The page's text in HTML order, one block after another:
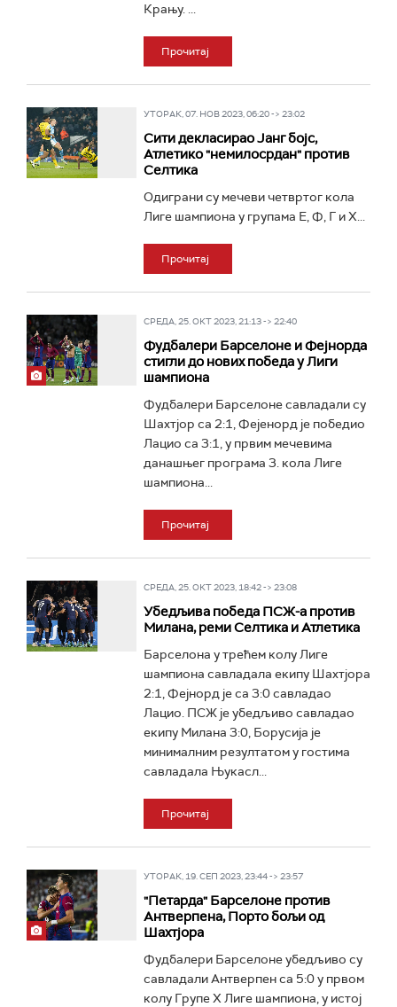
Крању. ...
Прочитај
УТОРАК, 07. НОВ 2023, 06:20 -> 23:02
Сити декласирао Јанг бојс,
Атлетико "немилосрдан" против
Селтика
Одиграни су мечеви четвртог кола
Лиге шампиона у групама Е, Ф, Г и Х...
Прочитај
СРЕДА, 25. ОКТ 2023, 21:13 -> 22:40
Фудбалери Барселоне и Фејнорда
стигли до нових победа у Лиги
шампиона
Фудбалери Барселоне савладали су
Шахтјор са 2:1, Фејенорд је победио
Лацио са 3:1, у првим мечевима
данашњег програма 3. кола Лиге
шампиона...
Прочитај
СРЕДА, 25. ОКТ 2023, 18:42 -> 23:08
Убедљива победа ПСЖ-а против
Милана, реми Селтика и Атлетика
Барселона у трећем колу Лиге
шампиона савладала екипу Шахтјора
2:1, Фејнорд је са 3:0 савладао
Лацио. ПСЖ је убедљиво савладао
екипу Милана 3:0, Борусија је
минималним резултатом у гостима
савладала Њукасл...
Прочитај
УТОРАК, 19. СЕП 2023, 23:44 -> 23:57
"Петарда" Барселоне против
Антверпена, Порто бољи од
Шахтјора
Фудбалери Барселоне убедљиво су
савладали Антверпен са 5:0 у првом
колу Групе Х Лиге шампиона, у истој